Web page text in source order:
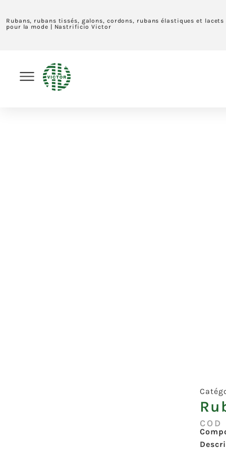
Rubans, rubans tissés, galons, cordons, rubans élastiques et lacets
pour la mode | Nastrificio Victor